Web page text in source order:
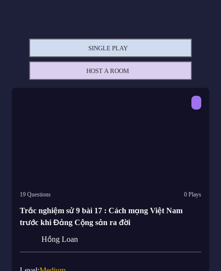
HOST A ROOM
SINGLE PLAY
19 Questions
Trắc nghiệm sử 9 bài 17 : Cách mạng Việt Nam
trước khi Đảng Cộng sản ra đời
Hồng Loan